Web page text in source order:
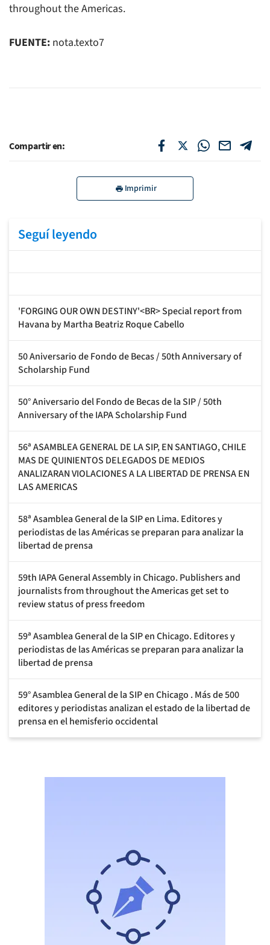
throughout the Americas.
FUENTE: nota.texto7
Compartir en:
Imprimir
Seguí leyendo
'FORGING OUR OWN DESTINY'<BR> Special report from
Havana by Martha Beatriz Roque Cabello
50 Aniversario de Fondo de Becas / 50th Anniversary of
Scholarship Fund
50° Aniversario del Fondo de Becas de la SIP / 50th
Anniversary of the IAPA Scholarship Fund
56ª ASAMBLEA GENERAL DE LA SIP, EN SANTIAGO, CHILE
MAS DE QUINIENTOS DELEGADOS DE MEDIOS
ANALIZARAN VIOLACIONES A LA LIBERTAD DE PRENSA EN
LAS AMERICAS
58ª Asamblea General de la SIP en Lima. Editores y
periodistas de las Américas se preparan para analizar la
libertad de prensa
59th IAPA General Assembly in Chicago. Publishers and
journalists from throughout the Americas get set to
review status of press freedom
59ª Asamblea General de la SIP en Chicago. Editores y
periodistas de las Américas se preparan para analizar la
libertad de prensa
59° Asamblea General de la SIP en Chicago . Más de 500
editores y periodistas analizan el estado de la libertad de
prensa en el hemisferio occidental